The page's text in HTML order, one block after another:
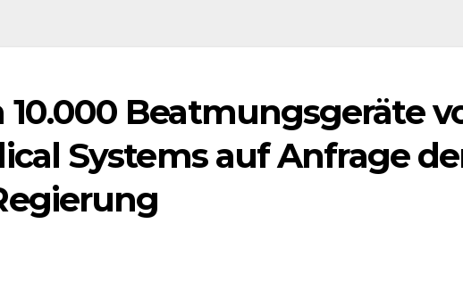
Beatmungsgeräte
Systems auf Anfrage